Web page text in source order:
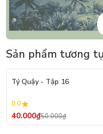
Sản phẩm tương
Tý Quậy - Tập 16
0.0
40.000₫50.000₫